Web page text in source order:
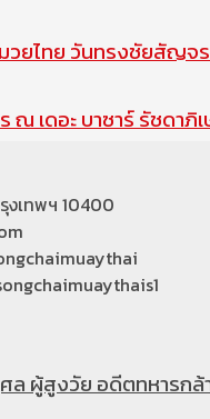
วยไทย วันทรงชัยสัญจ
เดอะ บาซาร์ รัชดาภิเ
งเทพฯ 10400
ผู้สูงวัย อดีตทหารกล้